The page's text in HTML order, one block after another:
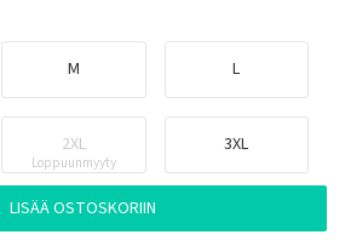
M L
2XL
Loppuunmyyty
3XL
LISÄÄ OSTOSKORIIN